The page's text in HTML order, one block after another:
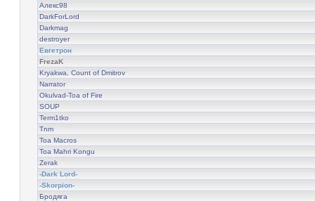
Алекс98
DarkForLord
Darkmag
destroyer
Евгетрон
FrezaK
Kryakwa, Count of Dmitrov
Narrator
Okulvad-Toa of Fire
SOUP
Term1tko
Tnm
Toa Macros
Toa Mahri Kongu
Zerak
-Dark Lord-
-Skorpion-
Бродяга